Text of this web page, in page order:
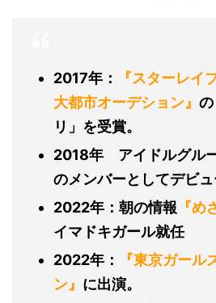
2017年：
『スターレイ
大都市オーデション』
リ」を受賞。
2018年 アイドルグル
のメンバーとしてデビュ
2022年：朝の情報 『め
イマドキガール就任
2022年：
『東京ガール
ン』 に出演。